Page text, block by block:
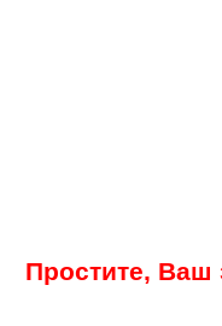
Простите, Ваш